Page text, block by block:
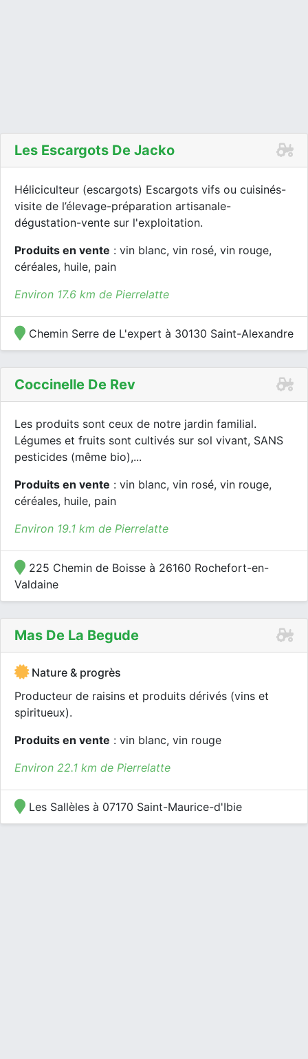
Les Escargots De Jacko
Héliciculteur (escargots) Escargots vifs ou cuisinés-
visite de l’élevage-préparation artisanale-
dégustation-vente sur l'exploitation.
Produits en vente : vin blanc, vin rosé, vin rouge,
céréales, huile, pain
Environ 17.6 km de Pierrelatte
Chemin Serre de L'expert à 30130 Saint-Alexandre
Coccinelle De Rev
Les produits sont ceux de notre jardin familial.
Légumes et fruits sont cultivés sur sol vivant, SANS
pesticides (même bio),...
Produits en vente : vin blanc, vin rosé, vin rouge,
céréales, huile, pain
Environ 19.1 km de Pierrelatte
225 Chemin de Boisse à 26160 Rochefort-en-
Valdaine
Mas De La Begude
Nature & progrès
Producteur de raisins et produits dérivés (vins et
spiritueux).
Produits en vente : vin blanc, vin rouge
Environ 22.1 km de Pierrelatte
Les Sallèles à 07170 Saint-Maurice-d'Ibie